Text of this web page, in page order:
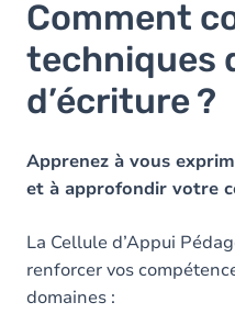
Comment
techniques
d’écriture ?
Apprenez à vous
et à approfondir votre
La Cellule d’Appui
renforcer vos
domaines :